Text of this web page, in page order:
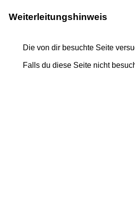
Weiterleitungshinweis
Die von dir besuchte Seite
Falls du diese Seite nicht